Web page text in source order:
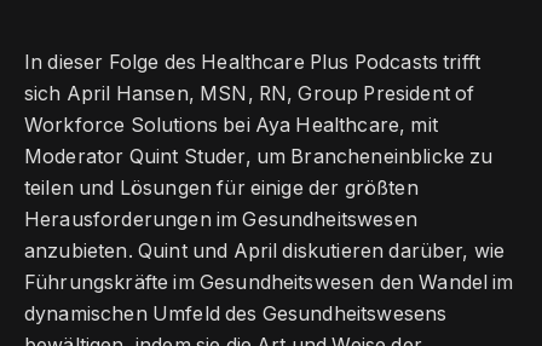
In dieser Folge des Healthcare Plus Podcasts trifft
sich April Hansen, MSN, RN, Group President of
Workforce Solutions bei Aya Healthcare, mit
Moderator Quint Studer, um Brancheneinblicke zu
teilen und Lösungen für einige der größten
Herausforderungen im Gesundheitswesen
anzubieten. Quint und April diskutieren darüber, wie
Führungskräfte im Gesundheitswesen den Wandel im
dynamischen Umfeld des Gesundheitswesens